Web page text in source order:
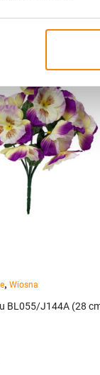
, Wiosna
BL055/J144A (28